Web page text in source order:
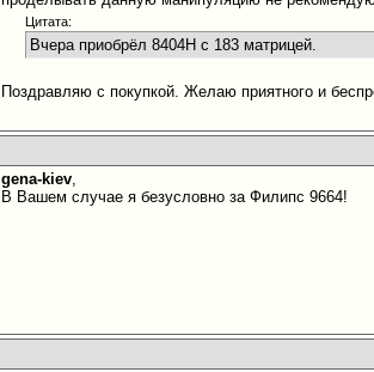
Цитата:
Вчера приобрёл 8404H с 183 матрицей.
Поздравляю с покупкой. Желаю приятного и
gena-kiev,
В Вашем случае я безусловно за Филипс 9664!